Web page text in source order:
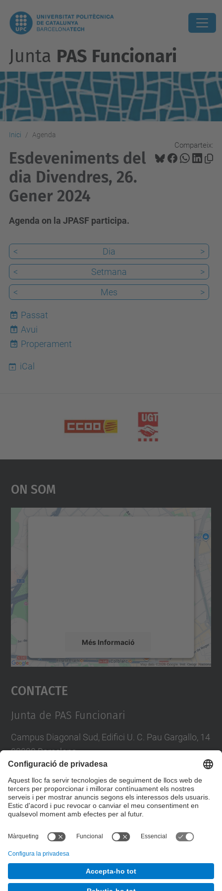
Junta PAS Funcionari
Inici Agenda
Comparteix:
Esdeveniments del
dia Divendres, 26.
Gener 2024
Agenda on la JPASF participa.
< Dia
>
<
Setmana
>
<
Mes >
Passat
8
Avui
Properament
iCal
On Som
Més Informació
Accepta
powered by
Contacte
Junta de PAS Funcionari
Campus Diagonal Sud, Edifici U. C. Pau Gargallo, 14
08028 Barcelona
E-mail :junta.pasf@upc.edu
Formulari de contacte
Junta PAS Funcionari